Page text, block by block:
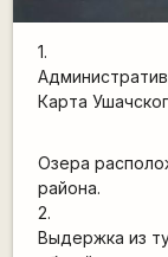
1.
Карта
Озера
района.
2.
Выдержка из